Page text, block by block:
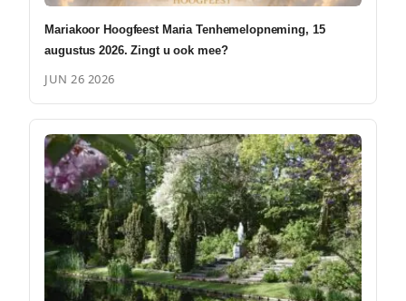
Mariakoor Hoogfeest Maria Tenhemelopneming, 15
augustus 2026. Zingt u ook mee?
JUN 26 2026